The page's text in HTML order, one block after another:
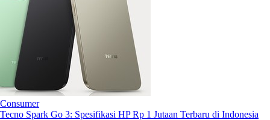
Consumer
Tecno Spark Go 3: Spesifikasi HP Rp 1 Jutaan Terbaru di Indonesia